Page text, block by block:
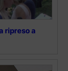
ripreso a